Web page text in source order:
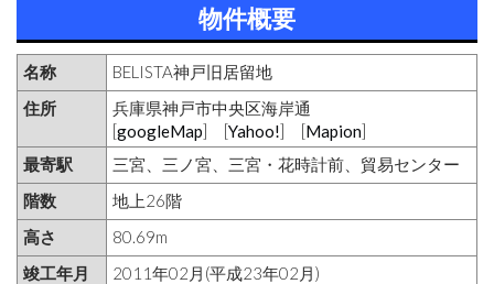
物件概要
名称
BELISTA神戸旧居留地
住所
兵庫県神戸市中央区海岸通
[googleMap] [Yahoo!] [Mapion]
最寄駅
三宮、三ノ宮、三宮・花時計前、貿易センター
階数
地上26階
高さ
80.69m
竣工年月
2011年02月(平成23年02月)